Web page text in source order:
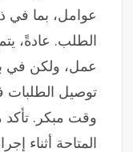
عوامل، بما في
عمل، ولكن في
توصيل
وقت مبكر.
المتاحة أثناء